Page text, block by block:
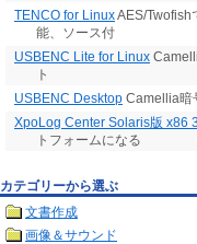
TENCO for LinuxAES/Twofish
能、ソース付
USBENC Lite for Linux
ト
USBENC Desktop Camellia暗
XpoLog Center Solaris版 x86
トフォームになる
カテゴリーから選ぶ
文書作成
画像＆サウンド